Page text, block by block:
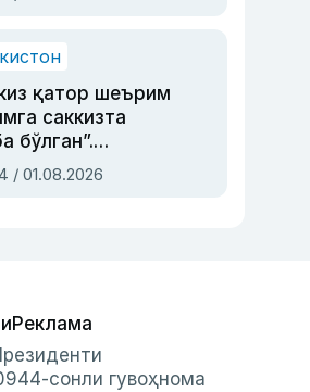
ўқилди
қатор шеърим
саккизта
бўлган”.
Ориповни
айбловлардан
/ 01.08.2026
Реклама
сонли гувоҳнома